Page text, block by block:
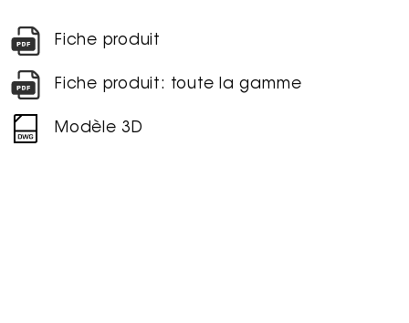
Fiche produit
Fiche produit: toute la gamme
Modèle 3D